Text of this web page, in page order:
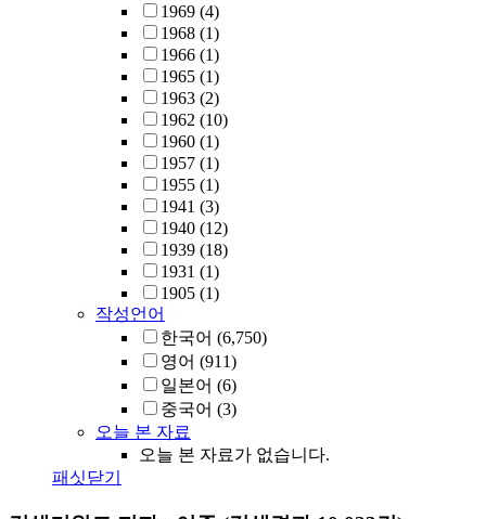
1969 (4)
1968 (1)
1966 (1)
1965 (1)
1963 (2)
1962 (10)
1960 (1)
1957 (1)
1955 (1)
1941 (3)
1940 (12)
1939 (18)
1931 (1)
1905 (1)
작성언어
한국어 (6,750)
영어 (911)
일본어 (6)
중국어 (3)
오늘 본 자료
오늘 본 자료가 없습니다.
패싯닫기